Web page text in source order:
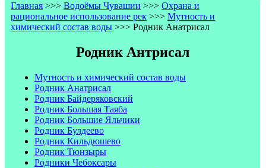
Главная >>> Водоёмы Чувашии >>> Охрана и
рациональное использование рек >>> Мутность и
химический состав воды >>> Родник Анатрисал
Родник Антрисал
Мутность и химический состав воды
Родник Анатрисал
Родник Байдеряковский
Родник Большая Таяба
Родник Большие Яльчики
Родник Булдеево
Родник Кильдюшево
Родник Тюнзыры
Родники Чебоксары